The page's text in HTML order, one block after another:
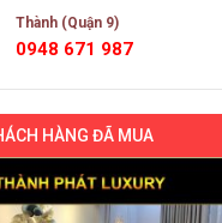
Thành (Quận 9)
0948 671 987
HÀNG ĐÃ MUA